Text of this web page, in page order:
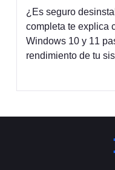
¿Es seguro
completa te explica
Windows 10 y 11
rendimiento de tu